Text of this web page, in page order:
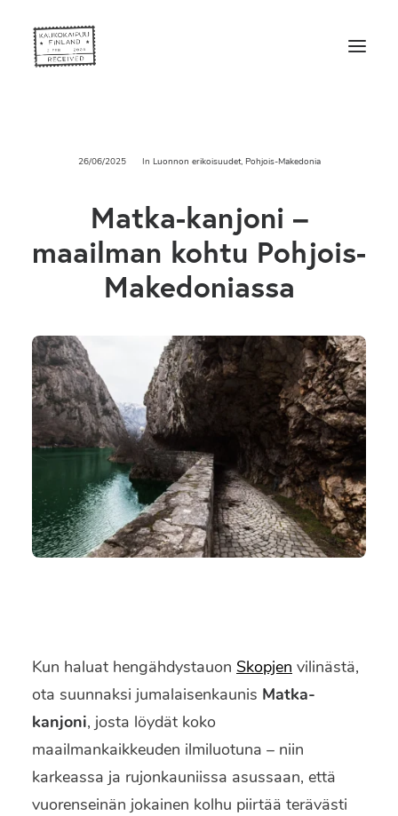
SEARCH
26/06/2025 In Luonnon erikoisuudet, Pohjois-Makedonia
Matka-kanjoni –
maailman kohtu Pohjois-
Makedoniassa
Kun haluat hengähdystauon Skopjen vilinästä,
ota suunnaksi jumalaisenkaunis Matka-
kanjoni, josta löydät koko
maailmankaikkeuden ilmiluotuna – niin
karkeassa ja rujonkauniissa asussaan, että
vuorenseinän jokainen kolhu piirtää terävästi